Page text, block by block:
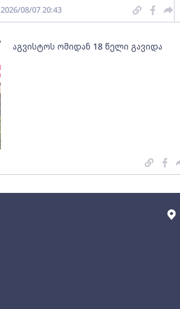
2026/08/07 20:43
აგვისტოს ომიდან 18 წელი გავიდა